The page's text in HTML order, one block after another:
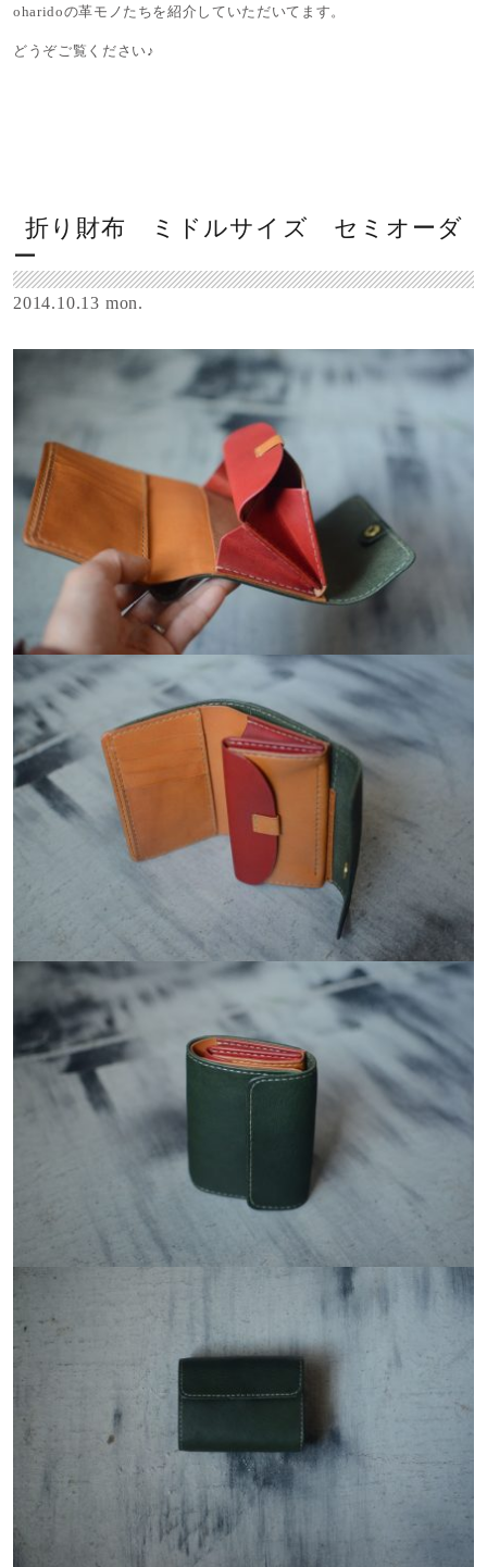
oharidoの革モノたちを紹介していただいてます。
どうぞご覧ください♪
折り財布 ミドルサイズ セミオーダ
ー
2014.10.13 mon.